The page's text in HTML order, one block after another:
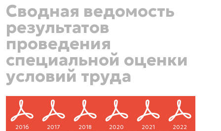
Сводная ведомость
результатов
проведения
специальной оценки
условий труда
2016 2017 2018 2020 2021 2022